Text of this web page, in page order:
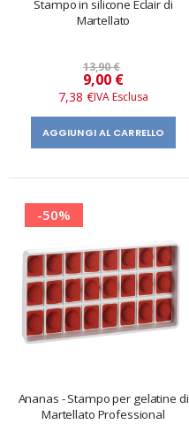
Stampo in silicone Éclair di
Martellato
13,90 €
Prezzo
speciale
9,00 €
7,38 €
AGGIUNGI AL CARRELLO
-50%
Ananas - Stampo per gelatine di
Martellato Professional